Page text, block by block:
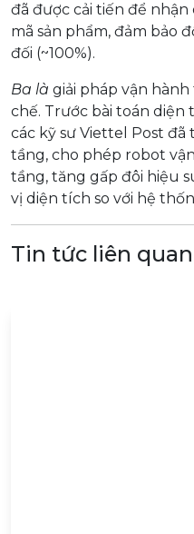
đã được cải tiến để
mã sản phẩm, đảm bảo
đối (~100%).
Ba là giải pháp vận
chế. Trước bài toán diện
các kỹ sư Viettel Post
tầng, cho phép robot
tầng, tăng gấp đôi hiệu
vị diện tích so với hệ
Tin tức liên quan